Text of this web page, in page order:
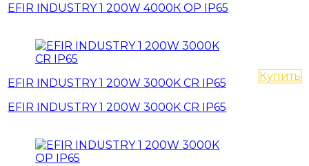
EFIR INDUSTRY 1 200W 4000К OP IP65
EFIR INDUSTRY 1 200W 3000K CR IP65
EFIR INDUSTRY 1 200W 3000K CR IP65
Купить